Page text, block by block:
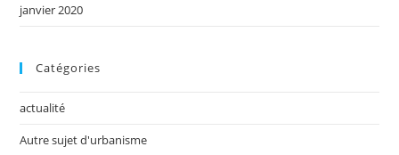
janvier 2020
Catégories
actualité
Autre sujet d'urbanisme